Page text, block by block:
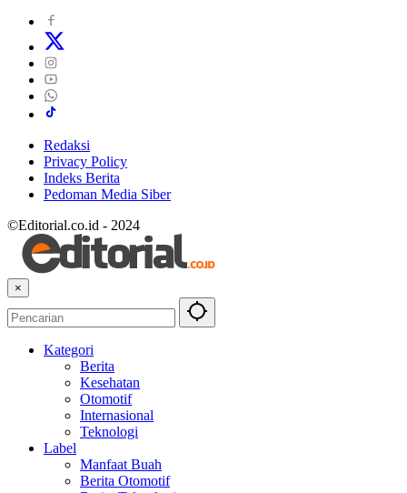
Redaksi
Privacy Policy
Indeks Berita
Pedoman Media Siber
©Editorial.co.id - 2024
×
Kategori
Berita
Kesehatan
Otomotif
Internasional
Teknologi
Label
Manfaat Buah
Berita Otomotif